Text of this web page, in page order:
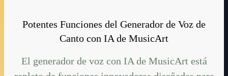
Potentes Funciones del Generador de Voz de
Canto con IA de MusicArt
El generador de voz con IA de MusicArt está